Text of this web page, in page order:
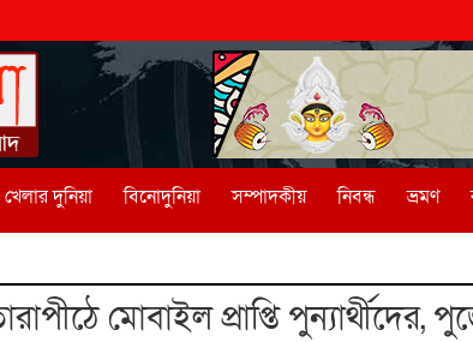
খেলার দুনিয়া বিনোদুনিয়া সম্পাদকীয় নিবন্ধ ভ্রমণ
মোবাইল প্রাপ্তি পুন্যার্থীদের,